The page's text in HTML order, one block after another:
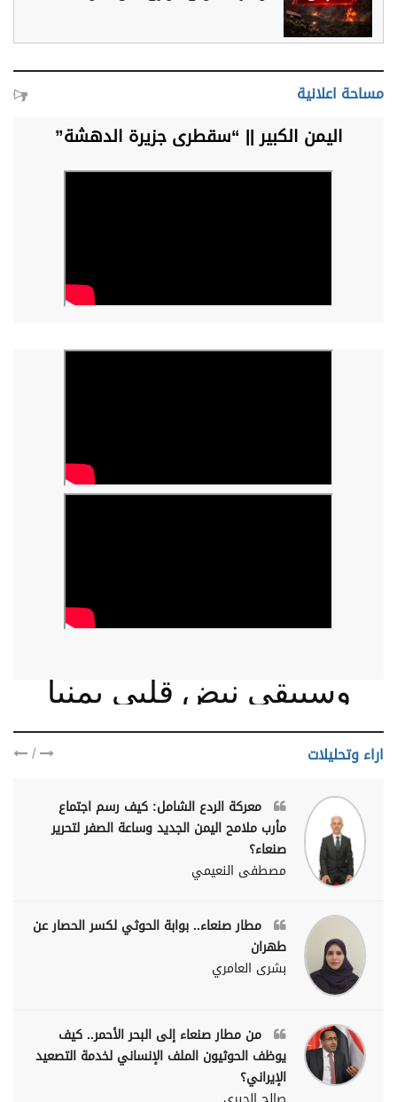
مساحة اعلانية
اليمن الكبير || “سقطرى جزيرة الدهشة”
وسيبقى نبض قلبي يمنيا
اراء وتحليلات /
معركة الردع الشامل: كيف رسم اجتماع
مأرب ملامح اليمن الجديد وساعة الصفر لتحرير
صنعاء؟
مصطفى النعيمي
مطار صنعاء.. بوابة الحوثي لكسر الحصار عن
طهران
بشرى العامري
من مطار صنعاء إلى البحر الأحمر.. كيف
يوظف الحوثيون الملف الإنساني لخدمة التصعيد
الإيراني؟